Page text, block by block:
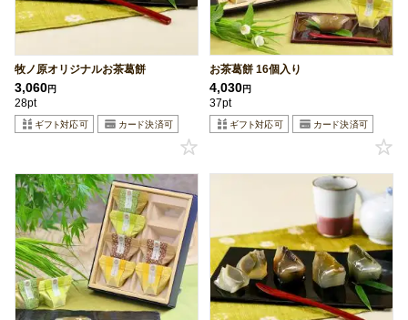
牧ノ原オリジナルお茶葛餅
3,060円
28pt
お茶葛餅 16個入り
4,030円
37pt